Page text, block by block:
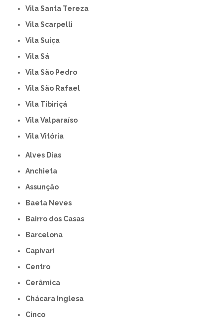
Vila Santa Tereza
Vila Scarpelli
Vila Suíça
Vila Sá
Vila São Pedro
Vila São Rafael
Vila Tibiriçá
Vila Valparaíso
Vila Vitória
Alves Dias
Anchieta
Assunção
Baeta Neves
Bairro dos Casas
Barcelona
Capivari
Centro
Cerâmica
Chácara Inglesa
Cinco